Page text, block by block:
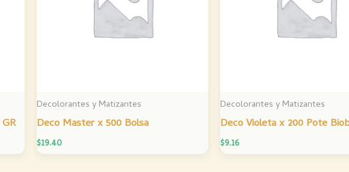
Decolorantes y Matizantes
Deco Master x 500 Bolsa
$19.40
Decolorantes y Matizantes
Deco Violeta x 200 Pote
$9.16